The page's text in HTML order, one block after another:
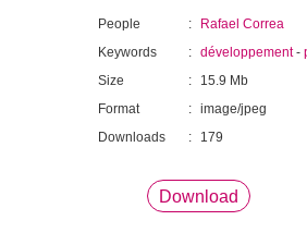
People :
Rafael Correa
Keywords
: développement-
Size
:
15.9 Mb
Format
: image/jpeg
Downloads
: 179
Download